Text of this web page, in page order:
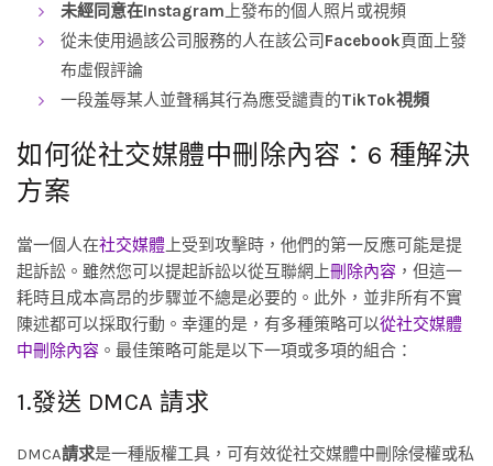
未經同意在Instagram 上發布的個人照片或視頻
從未使用過該公司服務的人在該公司 Facebook頁面上發
布虛假評論
一段羞辱某人並聲稱其行為應受譴責的TikTok視頻
如何從社交媒體中刪除內容：6 種解決
方案
當一個人在社交媒體 上受到攻擊時，他們的第一反應可能是提
起訴訟。雖然您可以提起訴訟以從互聯網上刪除內容 ，但這一
耗時且成本高昂的步驟並不總是必要的。此外，並非所有不實
陳述都可以採取行動。幸運的是，有多種策略可以從社交媒體
中刪除內容 。最佳策略可能是以下一項或多項的組合：
1.發送 DMCA 請求
DMCA請求是一種版權工具，可有效從社交媒體中刪除侵權或私